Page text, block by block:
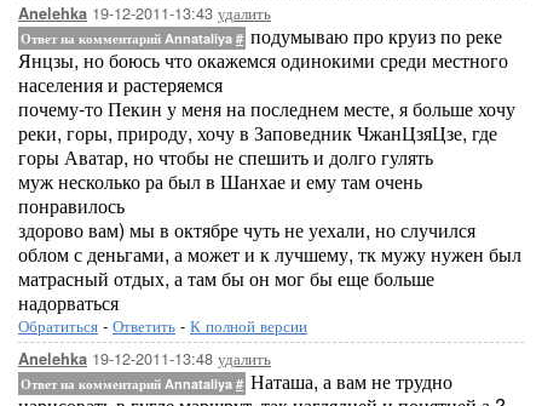
Anelehka 19-12-2011-13:43 удалить
Ответ на комментарий Annataliya # подумываю про круиз по реке
Янцзы, но боюсь что окажемся одинокими среди местного
населения и растеряемся
почему-то Пекин у меня на последнем месте, я больше хочу
реки, горы, природу, хочу в Заповедник ЧжанЦзяЦзе, где
горы Аватар, но чтобы не спешить и долго гулять
муж несколько ра был в Шанхае и ему там очень
понравилось
здорово вам) мы в октябре чуть не уехали, но случился
облом с деньгами, а может и к лучшему, тк мужу нужен был
матрасный отдых, а там бы он мог бы еще больше
надорваться
Обратиться - Ответить - К полной версии
Anelehka 19-12-2011-13:48 удалить
Ответ на комментарий Annataliya # Наташа, а вам не трудно